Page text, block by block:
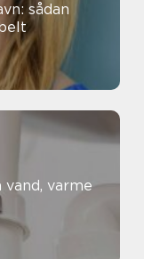
sådan